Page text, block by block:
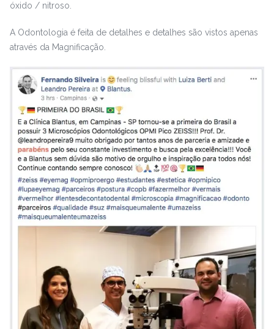
óxido / nitroso.
A Odontologia é feita de detalhes e detalhes são vistos apenas
através da Magnificação.